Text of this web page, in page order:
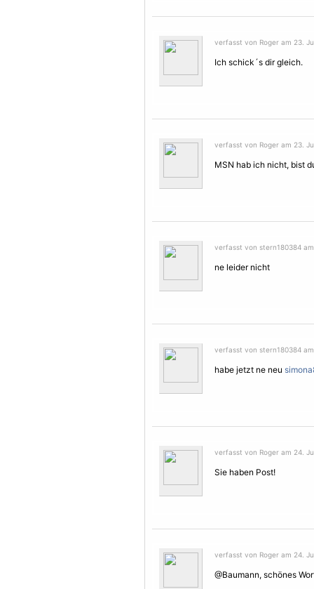
verfasst von Roger am 23.
Ich schick´s dir gleich.
verfasst von Roger am 23.
MSN hab ich nicht, bist
verfasst von stern180384
ne leider nicht
verfasst von stern180384
habe jetzt ne neu
verfasst von Roger am 24.
Sie haben Post!
verfasst von Roger am 24.
@Baumann, schönes